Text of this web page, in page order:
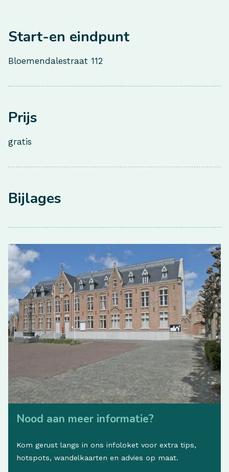
Start-en eindpunt
Bloemendalestraat 112
Prijs
gratis
Bijlages
Nood aan meer informatie?
Kom gerust langs in ons infoloket voor extra tips,
hotspots, wandelkaarten en advies op maat.